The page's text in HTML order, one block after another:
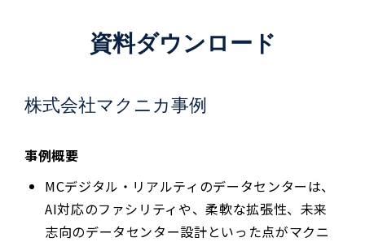
資料ダウンロード
株式会社マクニカ事例
事例概要
MCデジタル・リアルティのデータセンターは、
AI対応のファシリティや、柔軟な拡張性、未来
志向のデータセンター設計といった点がマクニ